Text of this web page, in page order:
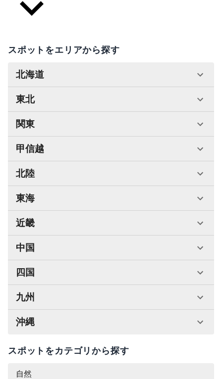
スポットをエリアから探す
北海道
東北
関東
甲信越
北陸
東海
近畿
中国
四国
九州
沖縄
スポットをカテゴリから探す
自然